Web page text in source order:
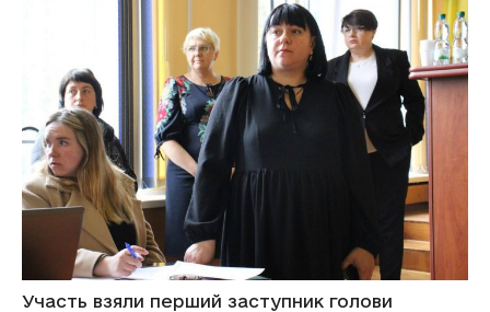
Участь взяли перший заступник голови